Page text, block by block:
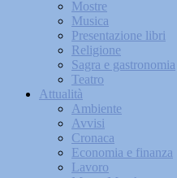
Mostre
Musica
Presentazione libri
Religione
Sagra e gastronomia
Teatro
Attualità
Ambiente
Avvisi
Cronaca
Economia e finanza
Lavoro